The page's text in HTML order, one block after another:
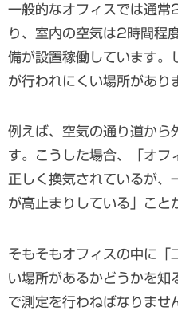
一般的なオフィスでは通
り、室内の空気は2時間程
備が設置稼働しています。
が行われにくい場所があり
例えば、空気の通り道から
す。こうした場合、「オフ
正しく換気されているが、
が高止まりしている」こと
そもそもオフィスの中に「
い場所があるかどうかを知
で測定を行わねばなりませ